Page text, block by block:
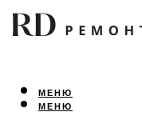
ЛАНДШАФТНЫЙ
ВСЕ ПРО РЕМОНТ
МЕНЮ
МЕНЮ